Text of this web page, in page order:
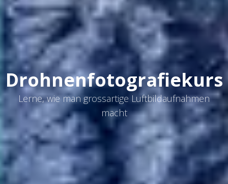
Drohnenfotografiekurs
Lerne, wie man grossartige Luftbildaufnahmen
macht